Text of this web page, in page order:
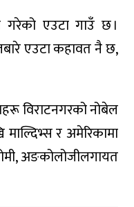
गरेको एउटा गाउँ छ ।
एउटा कहावत नै छ,
विराटनगरको नोबेल
र अमेरिकामा
अङकोलोजीलगायत